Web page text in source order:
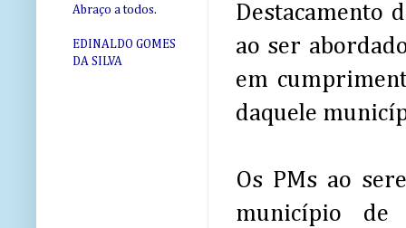
Destacamento
ao ser
em
daquele
Os PMs ao
município
Abraço a todos.
EDINALDO GOMES
DA SILVA